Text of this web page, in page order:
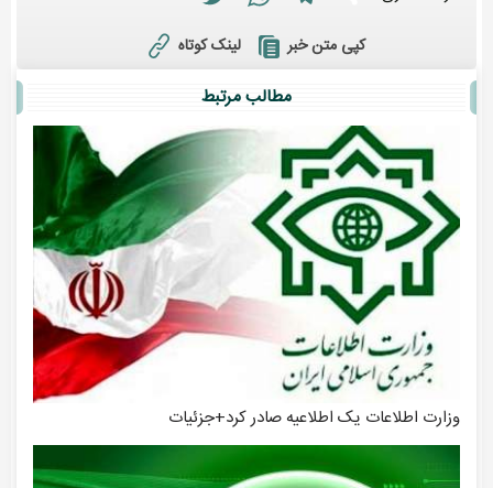
کپی متن خبر لینک کوتاه
مطالب مرتبط
وزارت اطلاعات یک اطلاعیه صادر کرد+جزئیات